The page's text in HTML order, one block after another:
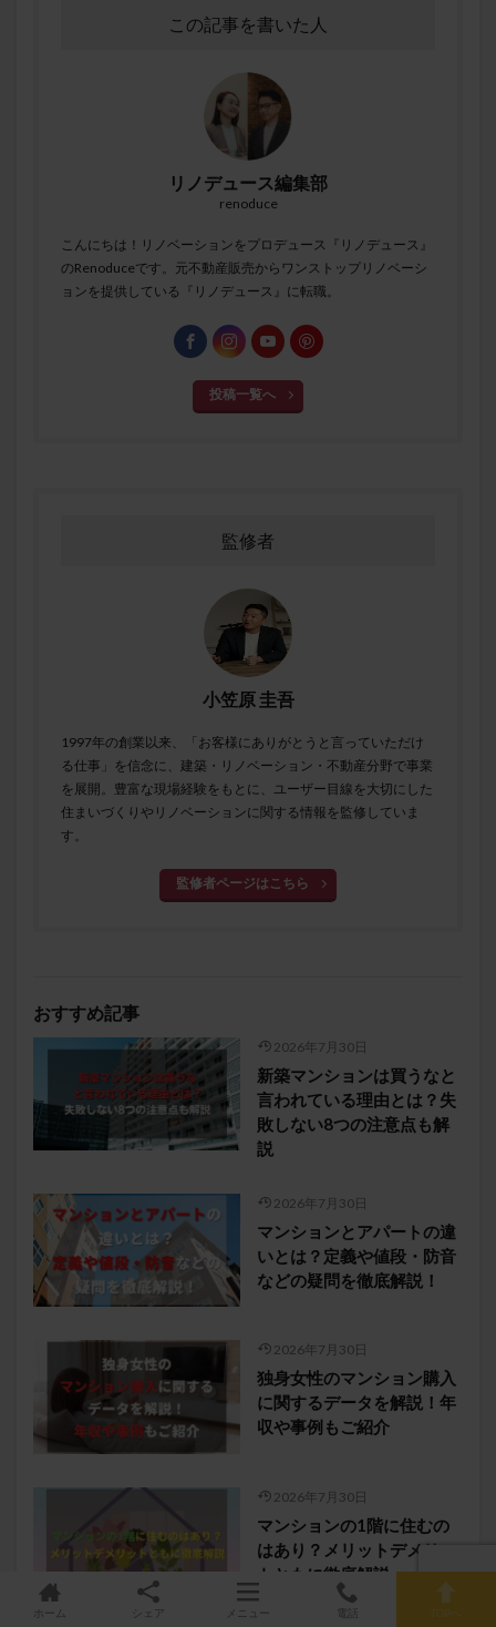
この記事を書いた人
リノデュース編集部
renoduce
こんにちは！リノベーションをプロデュース『リノデュース』
のRenoduceです。元不動産販売からワンストップリノベーシ
ョンを提供している『リノデュース』に転職。
投稿一覧へ
監修者
小笠原 圭吾
1997年の創業以来、「お客様にありがとうと言っていただけ
る仕事」を信念に、建築・リノベーション・不動産分野で事業
を展開。豊富な現場経験をもとに、ユーザー目線を大切にした
住まいづくりやリノベーションに関する情報を監修していま
す。
監修者ページはこちら
おすすめ記事
2026年7月30日
新築マンションは買うなと
言われている理由とは？失
敗しない8つの注意点も解
説
2026年7月30日
マンションとアパートの違
いとは？定義や値段・防音
などの疑問を徹底解説！
2026年7月30日
独身女性のマンション購入
に関するデータを解説！年
収や事例もご紹介
2026年7月30日
マンションの1階に住むの
はあり？メリットデメリッ
トともに徹底解説
ホーム シェア メニュー 電話 TOPへ